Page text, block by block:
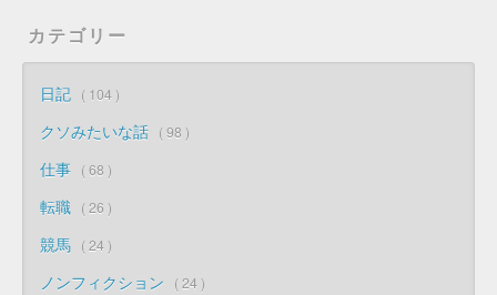
カテゴリー
日記 104
クソみたいな話 98
仕事 68
転職 26
競馬 24
ノンフィクション 24